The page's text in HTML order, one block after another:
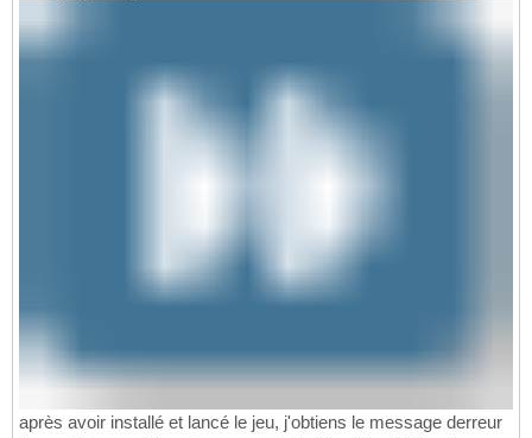
après avoir installé et lancé le jeu, j'obtiens le message derreur